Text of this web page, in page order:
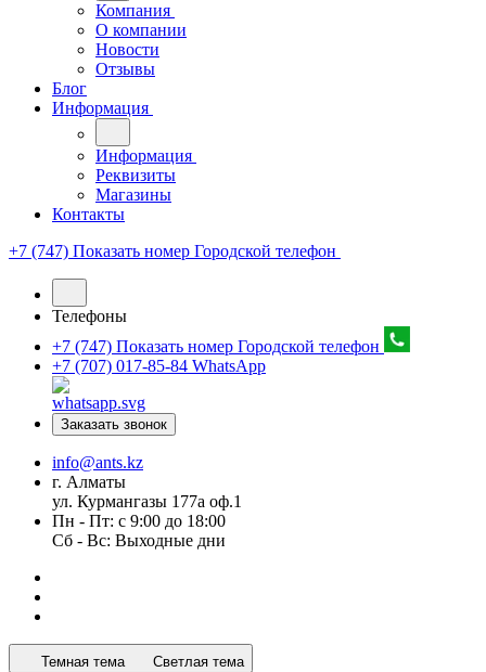
Компания
О компании
Новости
Отзывы
Блог
Информация
Информация
Реквизиты
Магазины
Контакты
+7 (747) Показать номер Городской телефон
Телефоны
+7 (747) Показать номер Городской телефон
+7 (707) 017-85-84 WhatsApp
Заказать звонок
info@ants.kz
г. Алматы
ул. Курмангазы 177а оф.1
Пн - Пт: с 9:00 до 18:00
Сб - Вс: Выходные дни
Темная тема Светлая тема